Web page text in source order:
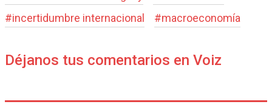
#incertidumbre internacional #macroeconomía
Déjanos tus comentarios en Voiz